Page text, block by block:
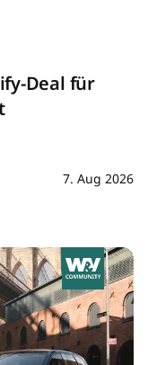
Deal für
7. Aug 2026